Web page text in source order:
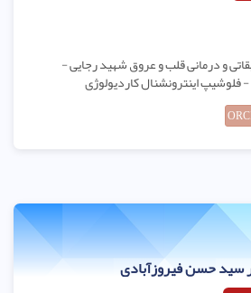
و درمانی قلب و عروق شهید رجایی -
اینترونشنال کاردیولوژی
سید حسن فیروزآبادی